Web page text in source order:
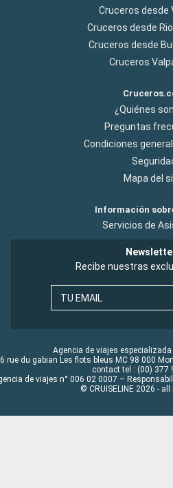
Cruceros desde
Cruceros desde
Cruceros desde
Cruceros
¿Quiénes
Preguntas
Condiciones
Mapa del
Información
Servicios de
Recibe nuestras
TU EMAIL
Agencia de viajes especializada
rue du gabian Les flots bleus MC 98 000
contact tel : (00) 377
de viajes n° 006 02 0007 –
© CRUISELINE 2026 -